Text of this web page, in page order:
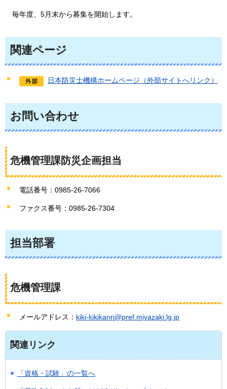
毎年度、5月末から募集を開始します。
関連ページ
日本防災士機構ホームページ（外部サイトへリンク）
お問い合わせ
危機管理課防災企画担当
電話番号：0985-26-7066
ファクス番号：0985-26-7304
担当部署
危機管理課
メールアドレス： kiki-kikikanri@pref.miyazaki.lg.jp
関連リンク
「資格・試験」の一覧へ